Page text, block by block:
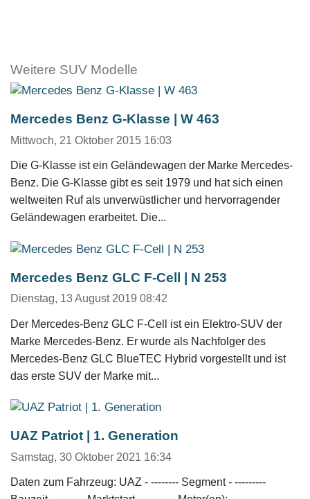
Weitere SUV Modelle
Mercedes Benz G-Klasse | W 463
Mittwoch, 21 Oktober 2015 16:03
Die G-Klasse ist ein Geländewagen der Marke Mercedes-
Benz. Die G-Klasse gibt es seit 1979 und hat sich einen
weltweiten Ruf als unverwüstlicher und hervorragender
Geländewagen erarbeitet. Die...
Mercedes Benz GLC F-Cell | N 253
Dienstag, 13 August 2019 08:42
Der Mercedes-Benz GLC F-Cell ist ein Elektro-SUV der
Marke Mercedes-Benz. Er wurde als Nachfolger des
Mercedes-Benz GLC BlueTEC Hybrid vorgestellt und ist
das erste SUV der Marke mit...
UAZ Patriot | 1. Generation
Samstag, 30 Oktober 2021 16:34
Daten zum Fahrzeug: UAZ - -------- Segment - ---------